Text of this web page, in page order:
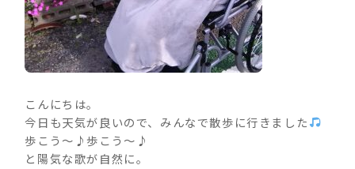
こんにちは。
今日も天気が良いので、みんなで散歩に行きました
歩こう～♪歩こう～♪
と陽気な歌が自然に。